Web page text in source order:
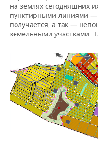
на землях сегодняшних
пунктирными линиями —
получается, а так —
земельными участками.